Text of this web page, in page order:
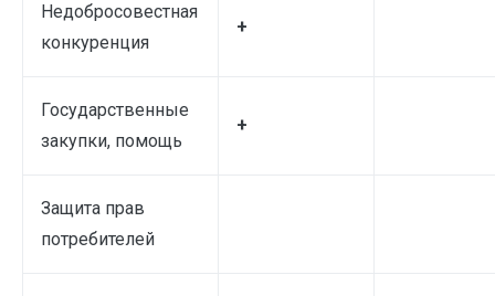
Недобросовестная
конкуренция
+
Государственные
закупки, помощь
+
Защита прав
потребителей